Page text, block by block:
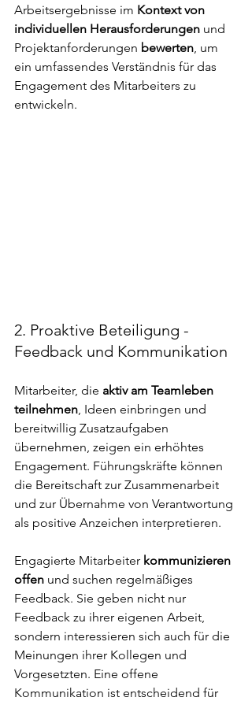
Arbeitsergebnisse im Kontext von
individuellen Herausforderungen und
Projektanforderungen bewerten, um
ein umfassendes Verständnis für das
Engagement des Mitarbeiters zu
entwickeln.
2. Proaktive Beteiligung -
Feedback und Kommunikation
Mitarbeiter, die aktiv am Teamleben
teilnehmen, Ideen einbringen und
bereitwillig Zusatzaufgaben
übernehmen, zeigen ein erhöhtes
Engagement. Führungskräfte können
die Bereitschaft zur Zusammenarbeit
und zur Übernahme von Verantwortung
als positive Anzeichen interpretieren.
Engagierte Mitarbeiter kommunizieren
offen und suchen regelmäßiges
Feedback. Sie geben nicht nur
Feedback zu ihrer eigenen Arbeit,
sondern interessieren sich auch für die
Meinungen ihrer Kollegen und
Vorgesetzten. Eine offene
Kommunikation ist entscheidend für